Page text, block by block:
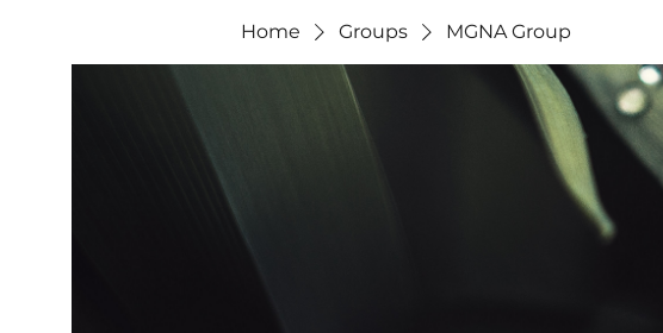
Home Groups MGNA Group